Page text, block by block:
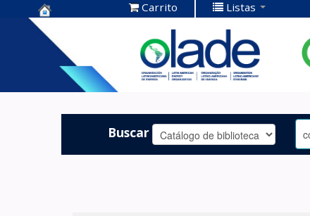
Centro de
Documentación
OLADE -
Carrito Listas
Buscar